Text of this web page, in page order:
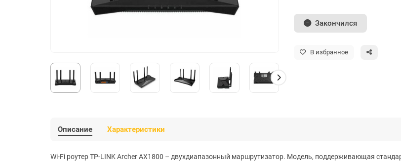
Закончился
В избранное
Описание Характеристики
Wi-Fi роутер TP-LINK Archer AX1800 – двухдиапазонный маршрутизатор. Модель, поддерживающая